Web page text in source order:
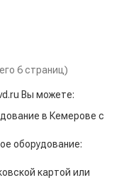
6 страниц)
Вы можете:
в Кемерове с
оборудование:
картой или